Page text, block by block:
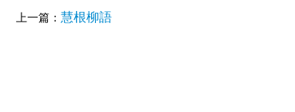
上一篇： 慧根柳語